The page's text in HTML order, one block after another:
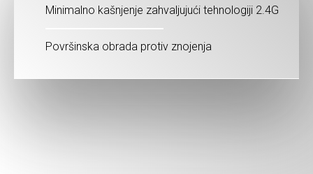
Minimalno kašnjenje zahvaljujući tehnologiji 2.4G
Površinska obrada protiv znojenja